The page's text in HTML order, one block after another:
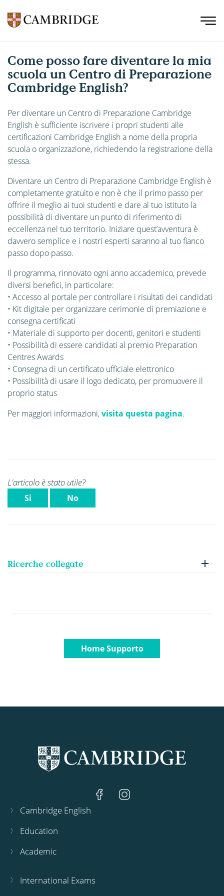
Come posso fare diventare la mia
scuola un Centro di Preparazione
Cambridge English?
Per diventare un Centro di Preparazione Cambridge
English è sufficiente iscrivere i propri studenti alle
certificazioni Cambridge English a nome della propria
scuola o organizzazione, richiedendo la registrazione della
stessa.
Diventare un Centro di Preparazione Cambridge English è
completamente gratuito e non è che il primo passo per
offrire il meglio ai tuoi studenti e dare al tuo istituto la
possibilità di diventare un punto di riferimento di
eccellenza nel tuo territorio. Iniziare quest’avventura è
davvero semplice e i nostri esperti saranno al tuo fianco
passo dopo passo.
Il programma, rinnovato ogni anno accademico, prevede
diversi benefici, in particolare:
• Accesso al portale per controllare i risultati dei candidati
• Kit digitale per organizzare cerimonie di premiazione e
consegna certificati
• Materiale di supporto per docenti, genitori e studenti
• Possibilità di essere candidati al premio Preparation
Centres Awards
• Consegna di un certificato ufficiale elettronico
• Possibilità di usare il logo dedicato, per promuovere il
proprio status
Per maggiori informazioni,visita questa pagina.
L'articolo è stato utile?
Si No
Ricerche collegate
Home Supporto
Cambridge English
Education
Academic
International Exams